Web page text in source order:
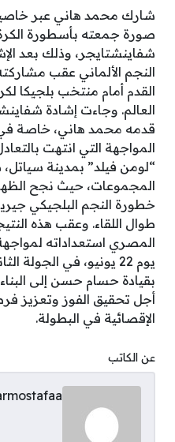
شارك محمد هاني عبر
صورة جمعته بأسطورة الكرة
شفاينشتايجر، وذلك بعد
النجم الألماني عقب
القدم أمام منتخب بلجيكا
العالم. وجاءت إشادة
قدمه محمد هاني، خاصة في
“لومن فيلد” بمدينة
المجموعات، حيث نجح
خطورة النجم البلجيكي
طوال اللقاء. وعقب هذه
المصري استعداداته
يوم 22 يونيو، في
بقيادة حسام حسن إلى
أجل تحقيق الفوز وتعزيز
الإقصائية في البطولة.
عن الكاتب